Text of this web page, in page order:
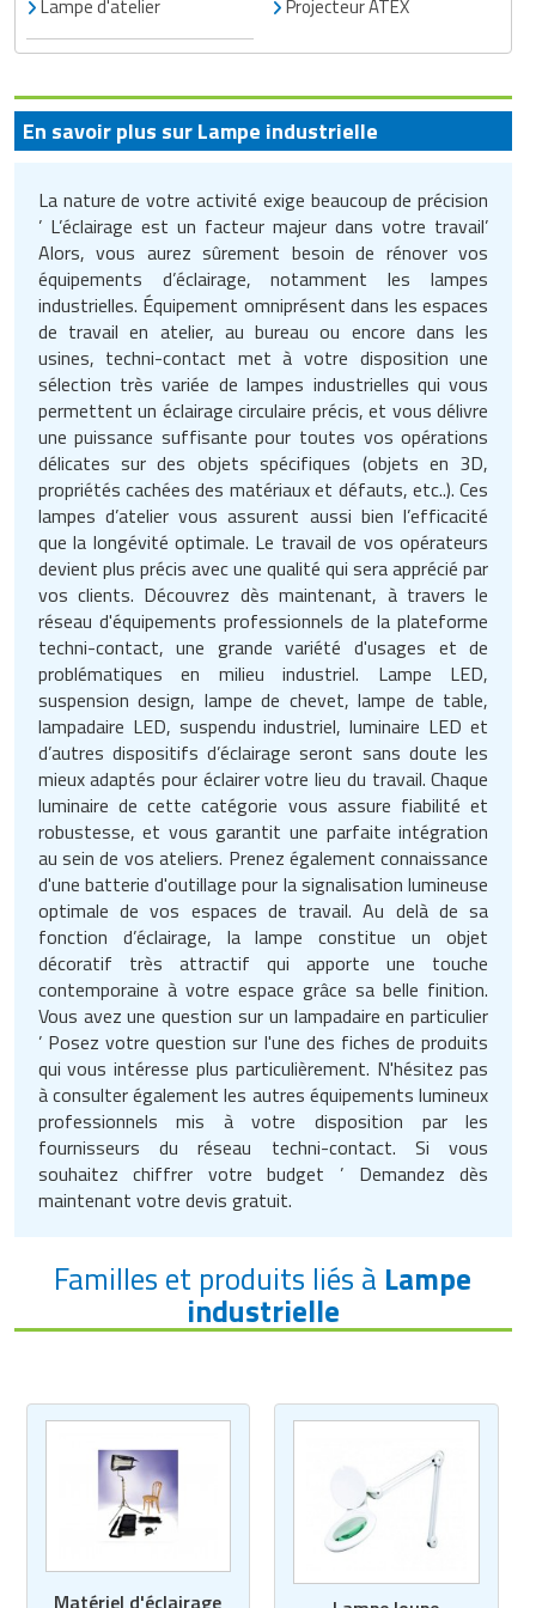
Ustensile cuisine professionnel
Vêtements personnalisés
Vitrines pour magasin
Traitement de l'air
Trancheuse professionnelle
Transformateur électrique
Tubes et profilés
Tuyau flexible
Tuyau galvanisé
Tuyau renforcé
Ventilateurs et aération d'atelier
Tapis de bureau
Tapis et caillebotis
Traitement des surfaces
Traitement du linge
Vestiaires et casiers
Equipements de football
Equipements pour patinage
Equipements pour roller
Equipements pour skateboard
Equipements pour stade et terrain
sportif
Jeu gymnique
Loisirs
Matériel de fitness
Matériel de musculation
Vêtement sportif
Plats et plateaux
Pompes à sauce
Portes commandes restaurant
Présentoir pour restaurant
Réchaud professionnel
Réfrigérateur professionnel
Restauration foraine
Robinetterie professionnelle
Rôtisserie professionnelle
Sautause professionnelle
Table de cuisson professionnelle
Tables de préparation réfrigérées
Ustensile de cuisine
Vaisselle restaurant
Vitrines réfrigérées
Lampe d'atelier Projecteur ATEX
En savoir plus sur Lampe industrielle
La nature de votre activité exige beaucoup de précision
’ L’éclairage est un facteur majeur dans votre travail’
Alors, vous aurez sûrement besoin de rénover vos
équipements d’éclairage, notamment les lampes
industrielles. Équipement omniprésent dans les espaces
de travail en atelier, au bureau ou encore dans les
usines, techni-contact met à votre disposition une
sélection très variée de lampes industrielles qui vous
permettent un éclairage circulaire précis, et vous délivre
une puissance suffisante pour toutes vos opérations
délicates sur des objets spécifiques (objets en 3D,
propriétés cachées des matériaux et défauts, etc..). Ces
lampes d’atelier vous assurent aussi bien l’efficacité
que la longévité optimale. Le travail de vos opérateurs
devient plus précis avec une qualité qui sera apprécié par
vos clients. Découvrez dès maintenant, à travers le
réseau d'équipements professionnels de la plateforme
techni-contact, une grande variété d'usages et de
problématiques en milieu industriel. Lampe LED,
suspension design, lampe de chevet, lampe de table,
lampadaire LED, suspendu industriel, luminaire LED et
d’autres dispositifs d’éclairage seront sans doute les
mieux adaptés pour éclairer votre lieu du travail. Chaque
luminaire de cette catégorie vous assure fiabilité et
robustesse, et vous garantit une parfaite intégration
au sein de vos ateliers. Prenez également connaissance
d'une batterie d'outillage pour la signalisation lumineuse
optimale de vos espaces de travail. Au delà de sa
fonction d’éclairage, la lampe constitue un objet
décoratif très attractif qui apporte une touche
contemporaine à votre espace grâce sa belle finition.
Vous avez une question sur un lampadaire en particulier
’ Posez votre question sur l'une des fiches de produits
qui vous intéresse plus particulièrement. N'hésitez pas
à consulter également les autres équipements lumineux
professionnels mis à votre disposition par les
fournisseurs du réseau techni-contact. Si vous
souhaitez chiffrer votre budget ’ Demandez dès
maintenant votre devis gratuit.
Familles et produits liés à Lampe
industrielle
Matériel d'éclairage